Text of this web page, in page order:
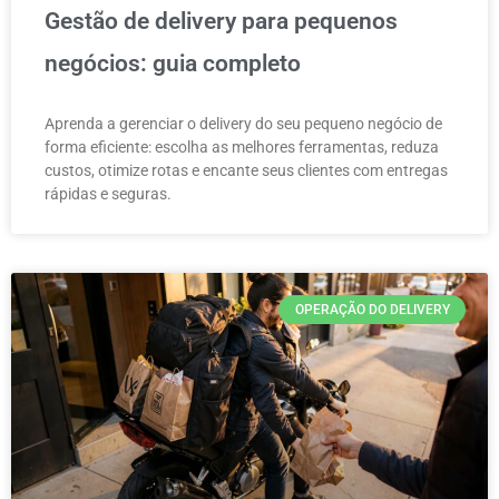
Gestão de delivery para pequenos
negócios: guia completo
Aprenda a gerenciar o delivery do seu pequeno negócio de
forma eficiente: escolha as melhores ferramentas, reduza
custos, otimize rotas e encante seus clientes com entregas
rápidas e seguras.
OPERAÇÃO DO DELIVERY